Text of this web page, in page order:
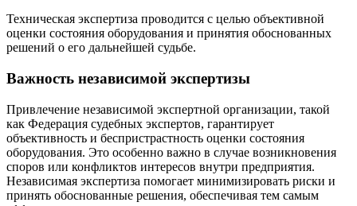
Техническая экспертиза проводится с целью объективной
оценки состояния оборудования и принятия обоснованных
решений о его дальнейшей судьбе.
Важность независимой экспертизы
Привлечение независимой экспертной организации, такой
как Федерация судебных экспертов, гарантирует
объективность и беспристрастность оценки состояния
оборудования. Это особенно важно в случае возникновения
споров или конфликтов интересов внутри предприятия.
Независимая экспертиза помогает минимизировать риски и
принять обоснованные решения, обеспечивая тем самым